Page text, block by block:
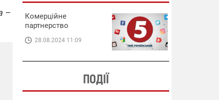
–
Комерційне
партнерство
28.08.2024 11:09
ПОДІЇ